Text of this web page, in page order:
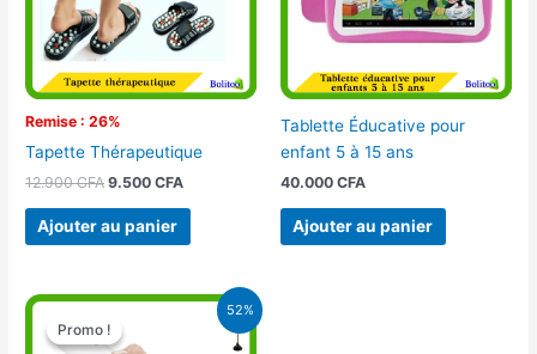
Remise : 26%
Tapette Thérapeutique
12.900CFA 9.500CFA
Ajouter au panier
Tablette Éducative pour
enfant 5 à 15 ans
40.000 CFA
Ajouter au panier
52%
Promo !
Promo !
Le
prix
initial
Le